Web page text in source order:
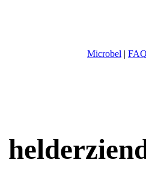
Microbel |